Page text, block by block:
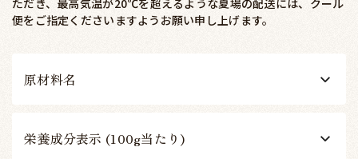
ただき、最高気温が20℃を超えるような夏場の配送には、クール
便をご指定くださいますようお願い申し上げます。
原材料名
栄養成分表示 (100g当たり)